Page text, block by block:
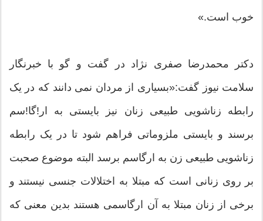
خوب است.»
دکتر محمدرضا صفری نژاد در گفت و گو با خبرنگار
سلامت نیوز گفت:«بسیاری از مردان نمی دانند که در یک
رابطه زناشویی طبیعی زنان نیز بایستی به ار!گا!سم
برسند و بایستی ملزوماتی فراهم شود تا در یک رابطه
زناشویی طبیعی زن به ارگاسم برسد البته موضوع صحبت
بر روی زنانی است که مبتلا به اختلالات جنسی نیستند و
برخی از زنان مبتلا به آن ارگاسمی هستند بدین معنی که